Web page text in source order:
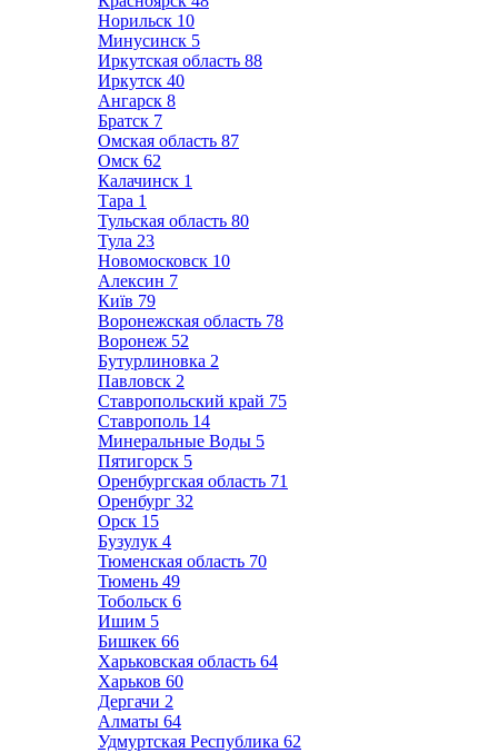
Норильск 10
Минусинск 5
Иркутская область 88
Иркутск 40
Ангарск 8
Братск 7
Омская область 87
Омск 62
Калачинск 1
Тара 1
Тульская область 80
Тула 23
Новомосковск 10
Алексин 7
Київ 79
Воронежская область 78
Воронеж 52
Бутурлиновка 2
Павловск 2
Ставропольский край 75
Ставрополь 14
Минеральные Воды 5
Пятигорск 5
Оренбургская область 71
Оренбург 32
Орск 15
Бузулук 4
Тюменская область 70
Тюмень 49
Тобольск 6
Ишим 5
Бишкек 66
Харьковская область 64
Харьков 60
Дергачи 2
Алматы 64
Удмуртская Республика 62